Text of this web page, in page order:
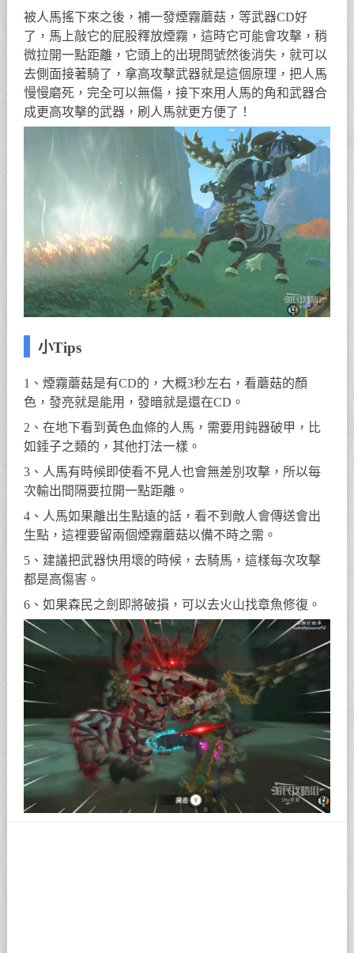
被人馬搖下來之後，補一發煙霧蘑菇，等武器CD好
了，馬上敲它的屁股釋放煙霧，這時它可能會攻擊，稍
微拉開一點距離，它頭上的出現問號然後消失，就可以
去側面接著騎了，拿高攻擊武器就是這個原理，把人馬
慢慢磨死，完全可以無傷，接下來用人馬的角和武器合
成更高攻擊的武器，刷人馬就更方便了！
小Tips
1、煙霧蘑菇是有CD的，大概3秒左右，看蘑菇的顏
色，發亮就是能用，發暗就是還在CD。
2、在地下看到黃色血條的人馬，需要用鈍器破甲，比
如錘子之類的，其他打法一樣。
3、人馬有時候即使看不見人也會無差別攻擊，所以每
次輸出間隔要拉開一點距離。
4、人馬如果離出生點遠的話，看不到敵人會傳送會出
生點，這裡要留兩個煙霧蘑菇以備不時之需。
5、建議把武器快用壞的時候，去騎馬，這樣每次攻擊
都是高傷害。
6、如果森民之劍即將破損，可以去火山找章魚修復。